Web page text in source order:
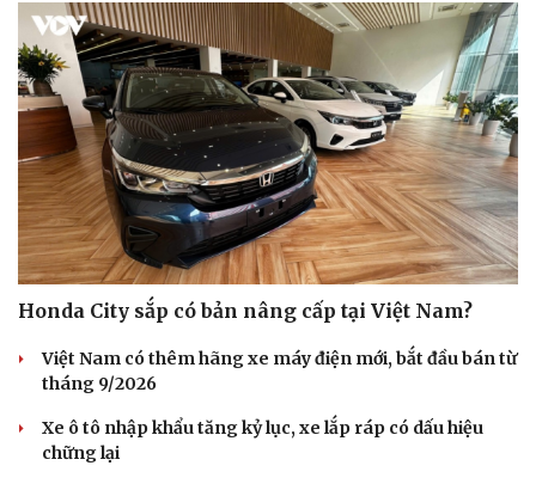
Du lịch
Honda City sắp có bản nâng cấp tại Việt Nam?
Việt Nam có thêm hãng xe máy điện mới, bắt đầu bán từ
tháng 9/2026
Xe ô tô nhập khẩu tăng kỷ lục, xe lắp ráp có dấu hiệu
chững lại